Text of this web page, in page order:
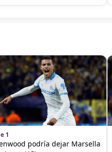
1
podría dejar Marsella